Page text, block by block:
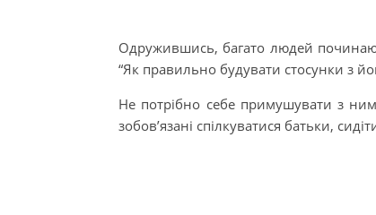
Одружившись, багато людей
“Як правильно будувати стосунки з
Не потрібно себе примушувати з
зобов’язані спілкуватися батьки,